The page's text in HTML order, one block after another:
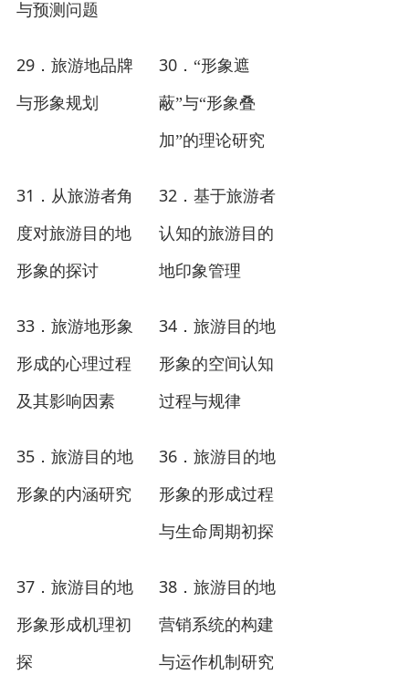
与预测问题
29 ．旅游地品牌
与形象规划
30 ．“形象遮
蔽”与“形象叠
加”的理论研究
31 ．从旅游者角
度对旅游目的地
形象的探讨
32 ．基于旅游者
认知的旅游目的
地印象管理
33 ．旅游地形象
形成的心理过程
及其影响因素
34 ．旅游目的地
形象的空间认知
过程与规律
35 ．旅游目的地
形象的内涵研究
36 ．旅游目的地
形象的形成过程
与生命周期初探
37 ．旅游目的地
形象形成机理初
探
38 ．旅游目的地
营销系统的构建
与运作机制研究